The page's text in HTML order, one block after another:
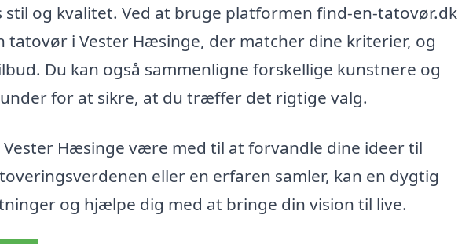
stil og kvalitet. Ved at bruge platformen find-en-tatovør.dk
i Vester Hæsinge, der matcher dine kriterier, og
Du kan også sammenligne forskellige kunstnere og
for at sikre, at du træffer det rigtige valg.
Vester Hæsinge være med til at forvandle dine ideer til
eller en erfaren samler, kan en dygtig
og hjælpe dig med at bringe din vision til live.